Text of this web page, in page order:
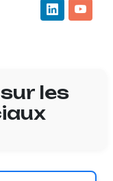
sur les